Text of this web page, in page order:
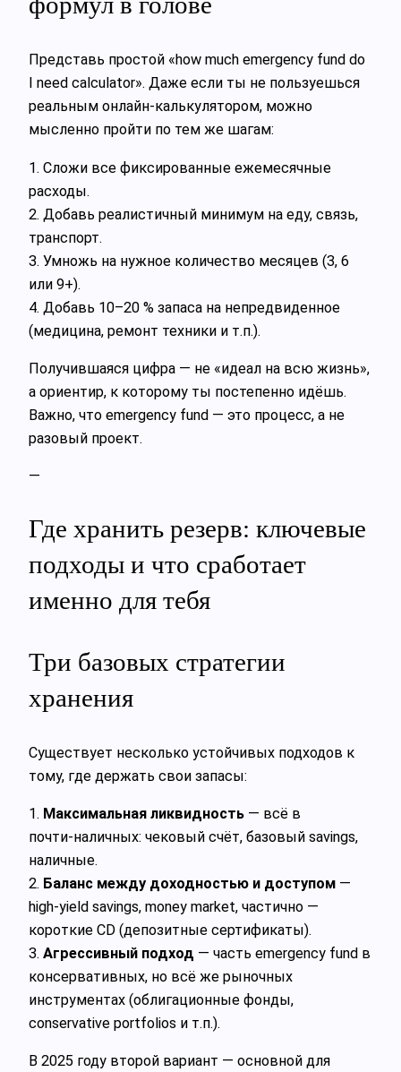
Представь простой «how much emergency fund do
I need calculator». Даже если ты не пользуешься
реальным онлайн-калькулятором, можно
мысленно пройти по тем же шагам:
1. Сложи все фиксированные ежемесячные
расходы.
2. Добавь реалистичный минимум на еду, связь,
транспорт.
3. Умножь на нужное количество месяцев (3, 6
или 9+).
4. Добавь 10–20 % запаса на непредвиденное
(медицина, ремонт техники и т.п.).
Получившаяся цифра — не «идеал на всю жизнь»,
а ориентир, к которому ты постепенно идёшь.
Важно, что emergency fund — это процесс, а не
разовый проект.
—
Где хранить резерв: ключевые
подходы и что сработает
именно для тебя
Три базовых стратегии
хранения
Существует несколько устойчивых подходов к
тому, где держать свои запасы:
1. Максимальная ликвидность — всё в
почти‑наличных: чековый счёт, базовый savings,
наличные.
2. Баланс между доходностью и доступом —
high-yield savings, money market, частично —
короткие CD (депозитные сертификаты).
3. Агрессивный подход — часть emergency fund в
консервативных, но всё же рыночных
инструментах (облигационные фонды,
conservative portfolios и т.п.).
В 2025 году второй вариант — основной для